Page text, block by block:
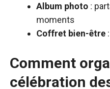
Album photo :
moments
Coffret bien-être
Comment
célébration